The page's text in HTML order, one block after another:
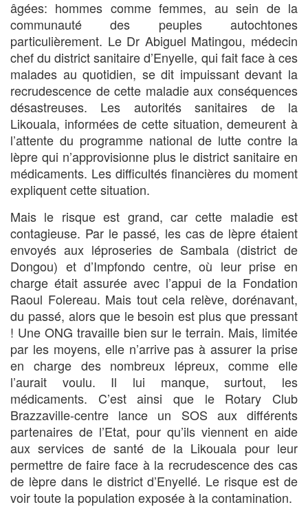
âgées: hommes comme femmes, au sein de la
communauté des peuples autochtones
particulièrement. Le Dr Abiguel Matingou, médecin
chef du district sanitaire d’Enyelle, qui fait face à ces
malades au quotidien, se dit impuissant devant la
recrudescence de cette maladie aux conséquences
désastreuses. Les autorités sanitaires de la
Likouala, informées de cette situation, demeurent à
l’attente du programme national de lutte contre la
lèpre qui n’approvisionne plus le district sanitaire en
médicaments. Les difficultés financières du moment
expliquent cette situation.
Mais le risque est grand, car cette maladie est
contagieuse. Par le passé, les cas de lèpre étaient
envoyés aux léproseries de Sambala (district de
Dongou) et d’Impfondo centre, où leur prise en
charge était assurée avec l’appui de la Fondation
Raoul Folereau. Mais tout cela relève, dorénavant,
du passé, alors que le besoin est plus que pressant
! Une ONG travaille bien sur le terrain. Mais, limitée
par les moyens, elle n’arrive pas à assurer la prise
en charge des nombreux lépreux, comme elle
l’aurait voulu. Il lui manque, surtout, les
médicaments. C’est ainsi que le Rotary Club
Brazzaville-centre lance un SOS aux différents
partenaires de l’Etat, pour qu’ils viennent en aide
aux services de santé de la Likouala pour leur
permettre de faire face à la recrudescence des cas
de lèpre dans le district d’Enyellé. Le risque est de
voir toute la population exposée à la contamination.